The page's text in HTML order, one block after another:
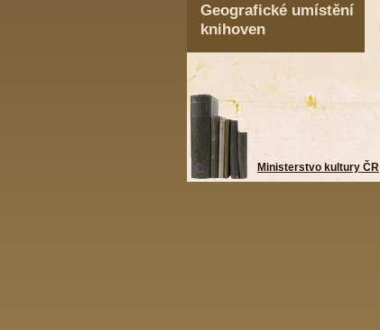
Geografické umístění
knihoven
Ministerstvo kultury ČR